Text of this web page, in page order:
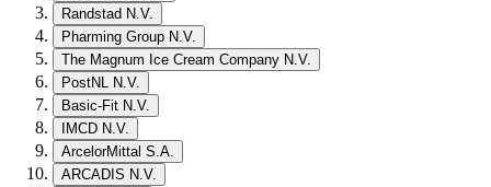
Randstad N.V.
Pharming Group N.V.
The Magnum Ice Cream Company N.V.
PostNL N.V.
Basic-Fit N.V.
IMCD N.V.
ArcelorMittal S.A.
ARCADIS N.V.